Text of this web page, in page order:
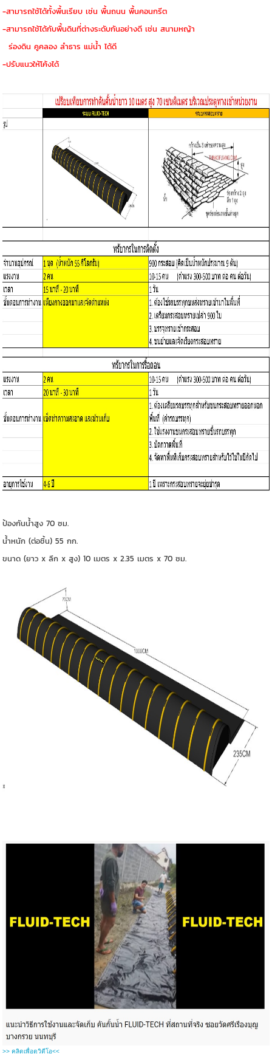
-สามารถใช้ได้ทั้งพื้นเรียบ เช่น พื้นถนน พื้นคอนกรีต
-สามารถใช้ได้กับพื้นดินที่ต่างระดับกันอย่างดี เช่น สนามหญ้า
ร่องดิน คูคลอง ลำธาร แม่น้ำ ได้ดี
-ปรับแนวให้โค้งได้
ป้องกันน้ำสูง 70 ซม.
น้ำหนัก (ต่อชิ้น) 55 กก.
ขนาด (ยาว x ลึก x สูง) 10 เมตร x 2.35 เมตร x 70 ซม.
>> คลิดเพื่อดูวิดีโอ<<